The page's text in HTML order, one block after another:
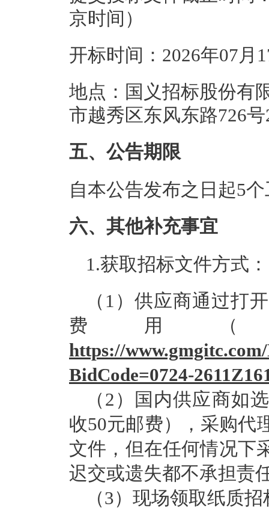
京时间）
开标时间：2026年07月
地点：国义招标股份有
市越秀区东风东路726
五、公告期限
自本公告发布之日起5
六、其他补充事宜
1.获取招标文件方式：
（1）供应商通过打
费用
https://
BidCode=0724-
（2）国内供应商如
收50元邮费），采购代
文件，但在任何情况下
迟交或遗失都不承担责
（3）现场领取纸质